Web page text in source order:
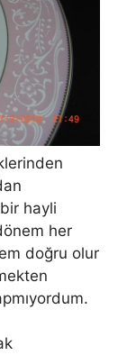
hayli
her
doğru olur